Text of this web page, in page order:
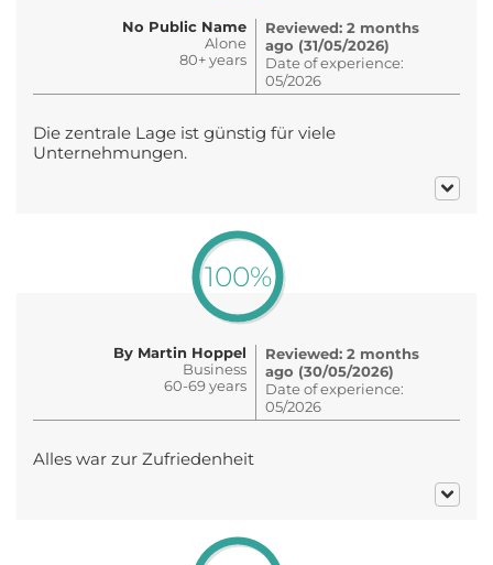
No Public Name
Alone
80+ years
Reviewed: 2 months
ago (31/05/2026)
Date of experience:
05/2026
Die zentrale Lage ist günstig für viele
Unternehmungen.
100%
By Martin Hoppel
Business
60-69 years
Reviewed: 2 months
ago (30/05/2026)
Date of experience:
05/2026
Alles war zur Zufriedenheit